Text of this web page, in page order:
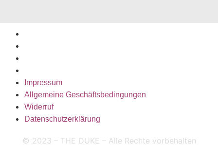
Impressum
Allgemeine Geschäftsbedingungen
Widerruf
Datenschutzerklärung
© 2023 – THE DUKE – Alle Rechte vorbehalten